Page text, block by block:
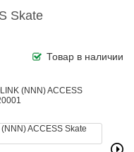
Skate
Товар в наличии